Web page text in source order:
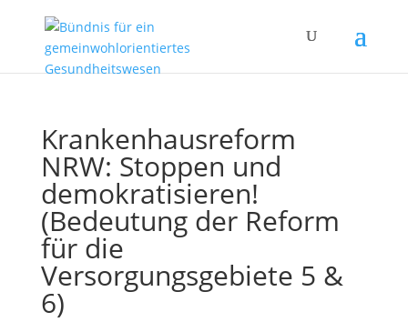
Krankenhausreform
NRW: Stoppen und
demokratisieren!
(Bedeutung der Reform
für die
Versorgungsgebiete 5 &
6)